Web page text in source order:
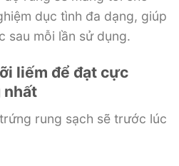
dục tình đa dạng, giúp
sau mỗi lần sử dụng.
liếm để đạt cực
nhất
rung sạch sẽ trước lúc